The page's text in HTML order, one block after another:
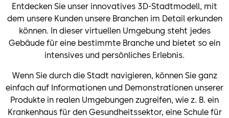
Entdecken Sie unser innovatives 3D-Stadtmodell, mit
dem unsere Kunden unsere Branchen im Detail erkunden
können. In dieser virtuellen Umgebung steht jedes
Gebäude für eine bestimmte Branche und bietet so ein
intensives und persönliches Erlebnis.
Wenn Sie durch die Stadt navigieren, können Sie ganz
einfach auf Informationen und Demonstrationen unserer
Produkte in realen Umgebungen zugreifen, wie z. B. ein
Krankenhaus für den Gesundheitssektor, eine Schule für